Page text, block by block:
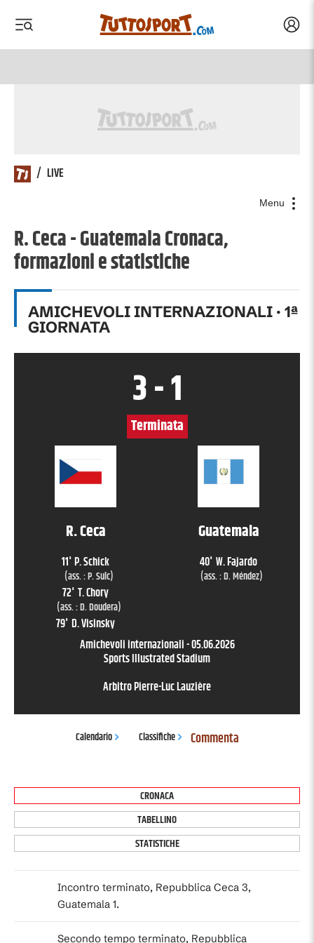
/ LIVE
Menu
R. Ceca - Guatemala Cronaca,
formazioni e statistiche
AMICHEVOLI INTERNAZIONALI · 1ª
GIORNATA
R. Ceca
11' P. Schick
(ass. :P. Sulc)
72' T. Chory
(ass. :D. Doudera)
79' D. Visinsky
Guatemala
40' W. Fajardo
(ass. :D. Méndez)
3-1
Terminata
Amichevoli internazionali-05.06.2026
Sports Illustrated Stadium
ArbitroPierre-Luc Lauzière
Calendario Classifiche Commenta
CRONACA
TABELLINO
STATISTICHE
Incontro terminato, Repubblica Ceca 3,
Guatemala 1.
Secondo tempo terminato, Repubblica